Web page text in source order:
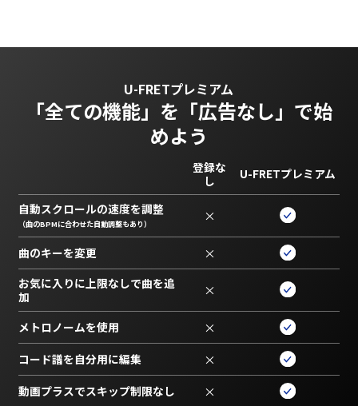
U-FRETプレミアム
「全ての機能」を 「広告なし」で始
めよう
登録な
し
U-FRETプレミアム
自動スクロールの速度を調整
（曲のBPMに合わせた自動調整もあり） ×
曲のキーを変更 ×
お気に入りに上限なしで曲を追
加
×
メトロノームを使用 ×
コード譜を自分用に編集 ×
動画プラスでスキップ制限なし ×